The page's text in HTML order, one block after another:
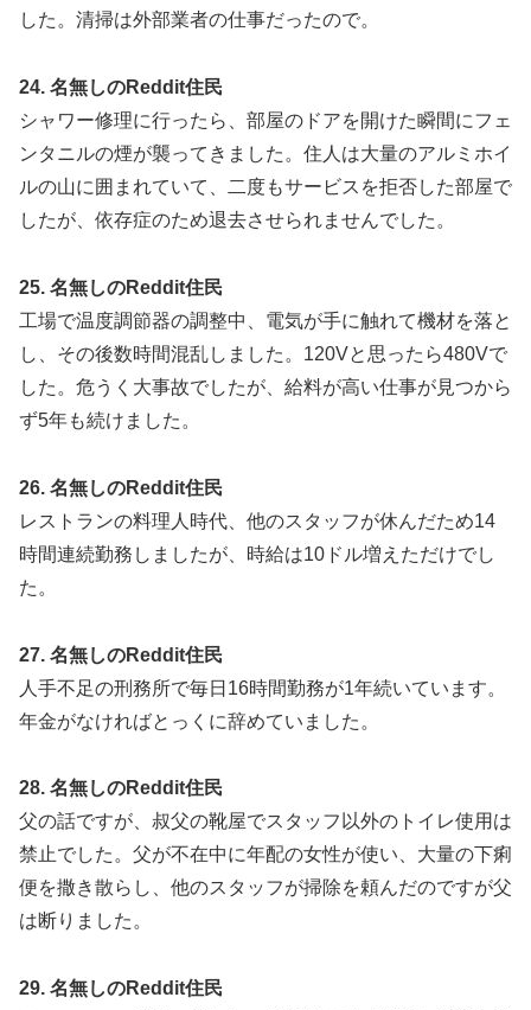
した。清掃は外部業者の仕事だったので。
24. 名無しのReddit住民
シャワー修理に行ったら、部屋のドアを開けた瞬間にフェ
ンタニルの煙が襲ってきました。住人は大量のアルミホイ
ルの山に囲まれていて、二度もサービスを拒否した部屋で
したが、依存症のため退去させられませんでした。
25. 名無しのReddit住民
工場で温度調節器の調整中、電気が手に触れて機材を落と
し、その後数時間混乱しました。120Vと思ったら480Vで
した。危うく大事故でしたが、給料が高い仕事が見つから
ず5年も続けました。
26. 名無しのReddit住民
レストランの料理人時代、他のスタッフが休んだため14
時間連続勤務しましたが、時給は10ドル増えただけでし
た。
27. 名無しのReddit住民
人手不足の刑務所で毎日16時間勤務が1年続いています。
年金がなければとっくに辞めていました。
28. 名無しのReddit住民
父の話ですが、叔父の靴屋でスタッフ以外のトイレ使用は
禁止でした。父が不在中に年配の女性が使い、大量の下痢
便を撒き散らし、他のスタッフが掃除を頼んだのですが父
は断りました。
29. 名無しのReddit住民